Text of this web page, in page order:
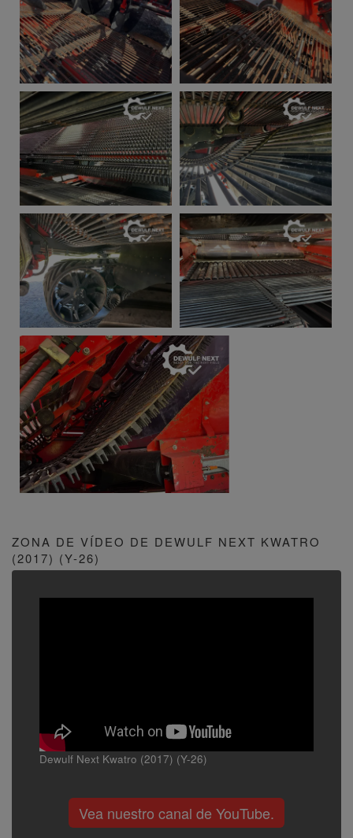
ZONA DE VÍDEO DE DEWULF NEXT KWATRO
(2017) (Y-26)
Dewulf Next Kwatro (2017) (Y-26)
Vea nuestro canal de YouTube.